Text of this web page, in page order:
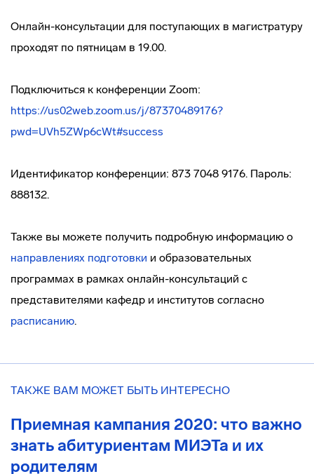
Онлайн-консультации для поступающих в магистратуру
проходят по пятницам в 19.00.
Подключиться к конференции Zoom:
https://us02web.zoom.us/j/87370489176?
pwd=UVh5ZWp6cWt#success
Идентификатор конференции: 873 7048 9176. Пароль:
888132.
Также вы можете получить подробную информацию о
направлениях подготовки и образовательных
программах в рамках онлайн-консультаций с
представителями кафедр и институтов согласно
расписанию.
ТАКЖЕ ВАМ МОЖЕТ БЫТЬ ИНТЕРЕСНО
Приемная кампания 2020: что важно
знать абитуриентам МИЭТа и их
родителям